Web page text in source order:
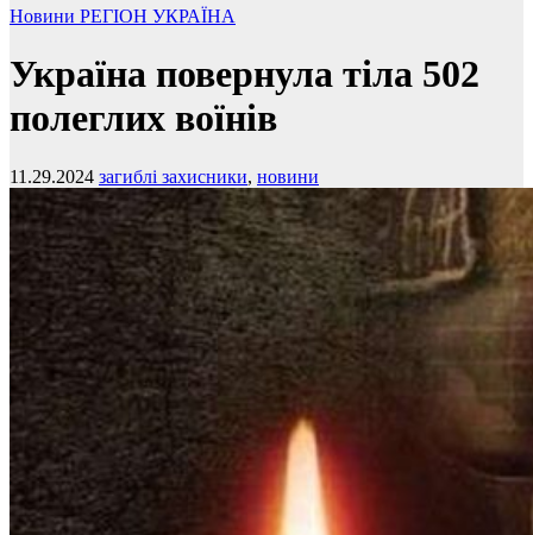
Новини РЕГІОН УКРАЇНА
Україна повернула тіла 502
полеглих воїнів
11.29.2024 загиблі захисники, новини